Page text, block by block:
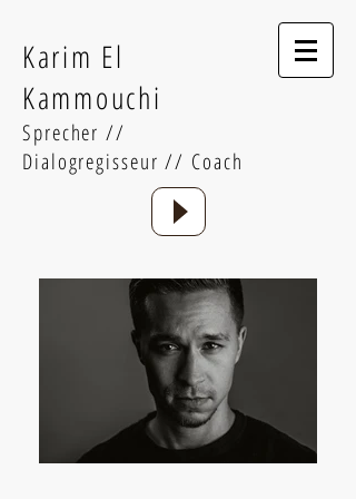
Karim El
Kammouchi
Sprecher //
Dialogregisseur // Coach